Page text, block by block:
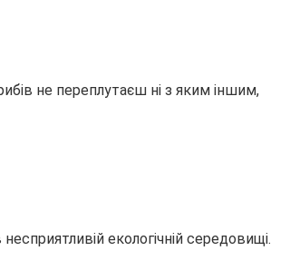
не переплутаєш ні з яким іншим,
екологічній середовищі.